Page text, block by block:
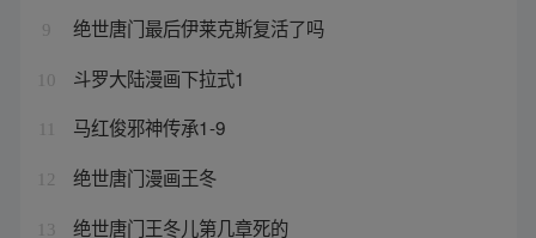
9 绝世唐门最后伊莱克斯复活了吗
10 斗罗大陆漫画下拉式1
马红俊邪神传承1-9
12 绝世唐门漫画王冬
13 绝世唐门王冬儿第几章死的